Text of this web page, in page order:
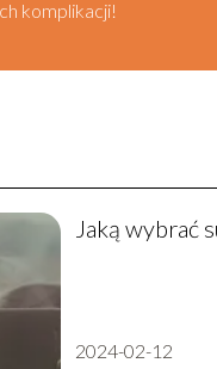
komplikacji!
Jaką wybrać
2024-02-12